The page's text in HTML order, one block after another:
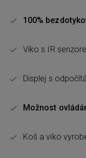
100%
Víko s IR
Displej s
Možnost
Koš a víko